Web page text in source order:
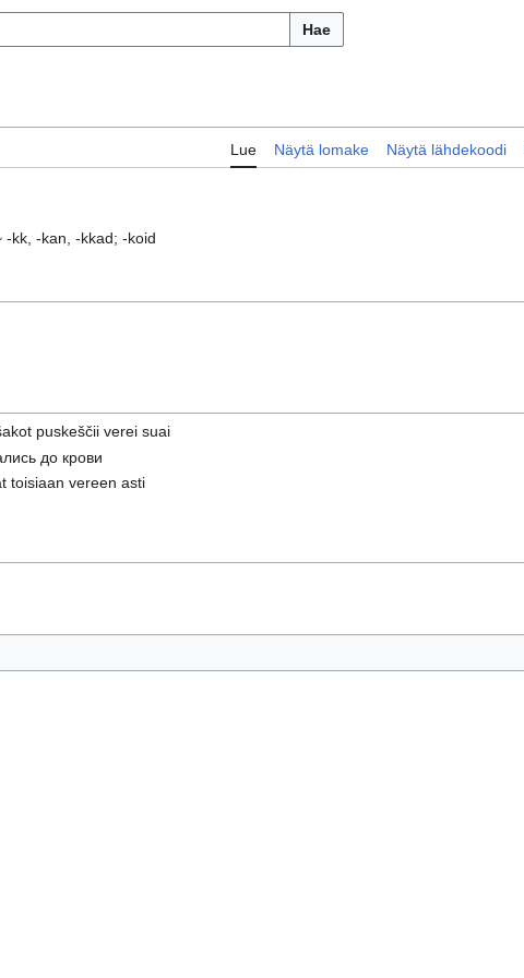
Hae
Lue Näytä lomake Näytä lähdekoodi
-kk, -kan, -kkad; -koid
puskeščii verei suai
до крови
toisiaan vereen asti